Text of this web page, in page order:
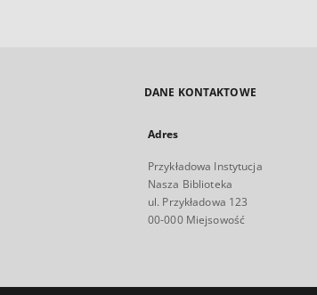
DANE KONTAKTOWE
Adres
Przykładowa Instytucja
Nasza Biblioteka
ul. Przykładowa 123
00-000 Miejsowość